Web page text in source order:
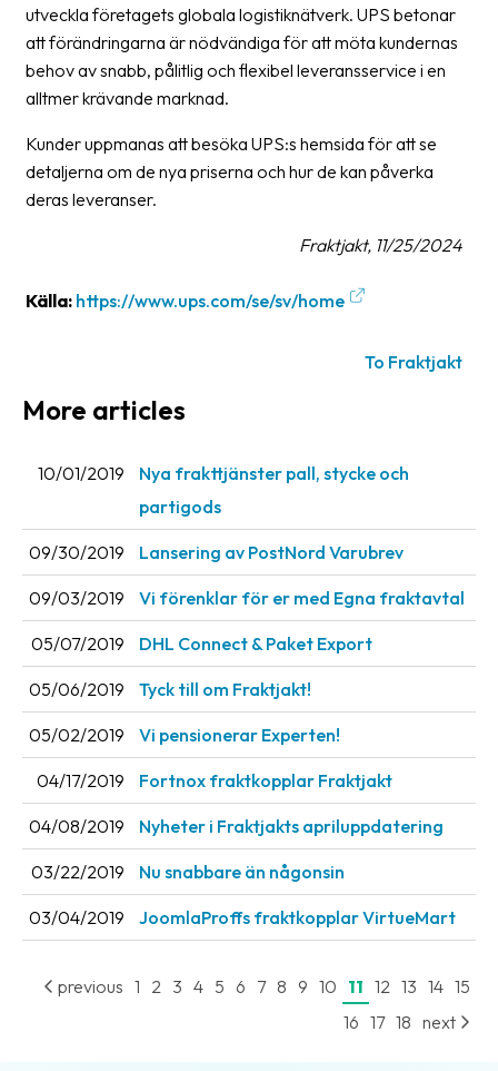
Barcode
scanner
Support
About
the
company
Job
career
archive
Contact
us
Terms
and
conditions
Privacy
Prohibited
and
dangerous
content
utveckla företagets globala logistiknätverk. UPS betonar
att förändringarna är nödvändiga för att möta kundernas
behov av snabb, pålitlig och flexibel leveransservice i en
alltmer krävande marknad.
Kunder uppmanas att besöka UPS:s hemsida för att se
detaljerna om de nya priserna och hur de kan påverka
deras leveranser.
Fraktjakt, 11/25/2024
Källa: https://www.ups.com/se/sv/home
To Fraktjakt
More articles
10/01/2019
Nya frakttjänster pall, stycke och
partigods
09/30/2019 Lansering av PostNord Varubrev
09/03/2019 Vi förenklar för er med Egna fraktavtal
05/07/2019 DHL Connect & Paket Export
05/06/2019 Tyck till om Fraktjakt!
05/02/2019 Vi pensionerar Experten!
04/17/2019 Fortnox fraktkopplar Fraktjakt
04/08/2019 Nyheter i Fraktjakts apriluppdatering
03/22/2019 Nu snabbare än någonsin
03/04/2019 JoomlaProffs fraktkopplar VirtueMart
previous 1 2 3 4 5 6 7 8 9 10 11 12 13 14 15
16 17 18 next